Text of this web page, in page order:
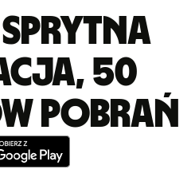
sprytna
50
pobrań